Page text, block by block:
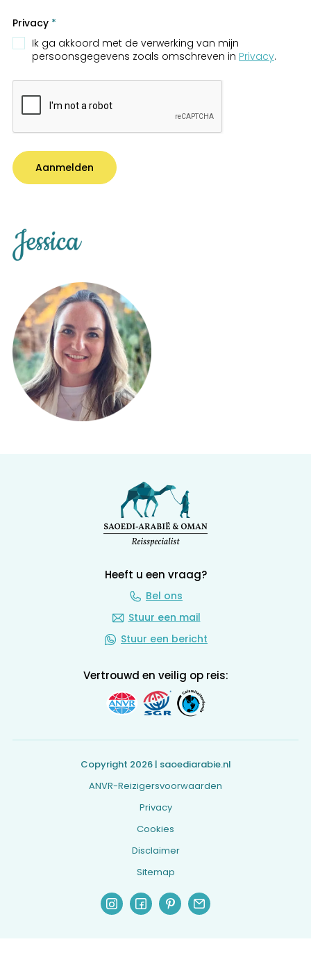
Privacy *
Ik ga akkoord met de verwerking van mijn
persoonsgegevens zoals omschreven in Privacy.
Aanmelden
Heeft u een vraag?
Bel ons
Stuur een mail
Stuur een bericht
Vertrouwd en veilig op reis:
Copyright 2026 | saoediarabie.nl
ANVR-Reizigersvoorwaarden
Privacy
Cookies
Disclaimer
Sitemap